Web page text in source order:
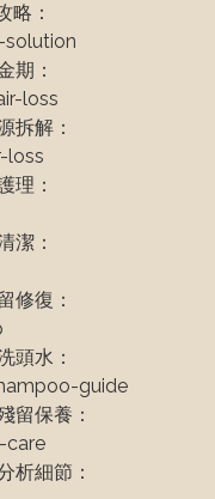
略：
期：
loss
拆解：
loss
理：
潔：
修復：
頭水：
guide
留保養：
care
析細節：